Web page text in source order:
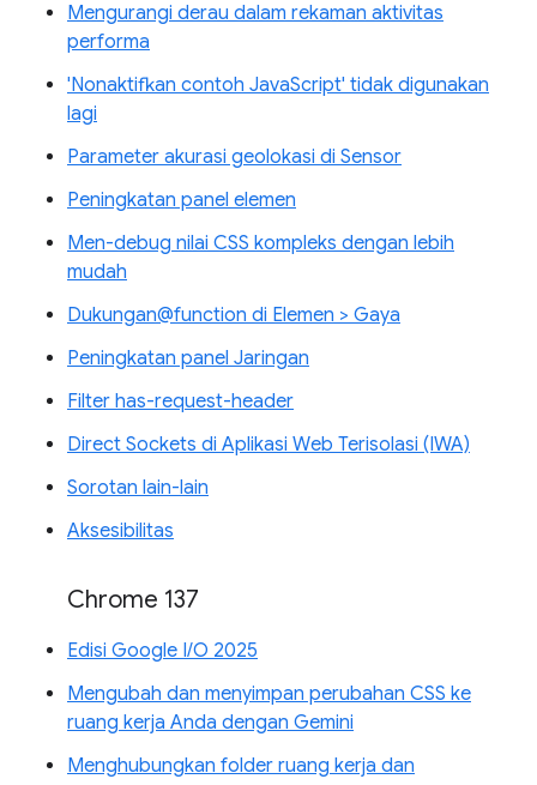
Mengurangi derau dalam rekaman aktivitas
performa
'Nonaktifkan contoh JavaScript' tidak digunakan
lagi
Parameter akurasi geolokasi di Sensor
Peningkatan panel elemen
Men-debug nilai CSS kompleks dengan lebih
mudah
Dukungan@function di Elemen > Gaya
Peningkatan panel Jaringan
Filter has-request-header
Direct Sockets di Aplikasi Web Terisolasi (IWA)
Sorotan lain-lain
Aksesibilitas
Chrome 137
Edisi Google I/O 2025
Mengubah dan menyimpan perubahan CSS ke
ruang kerja Anda dengan Gemini
Menghubungkan folder ruang kerja dan